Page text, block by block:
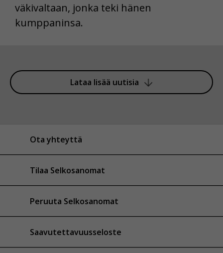
väkivaltaan, jonka teki hänen
kumppaninsa.
Lataa lisää uutisia
Ota yhteyttä
Tilaa Selkosanomat
Peruuta Selkosanomat
Saavutettavuusseloste